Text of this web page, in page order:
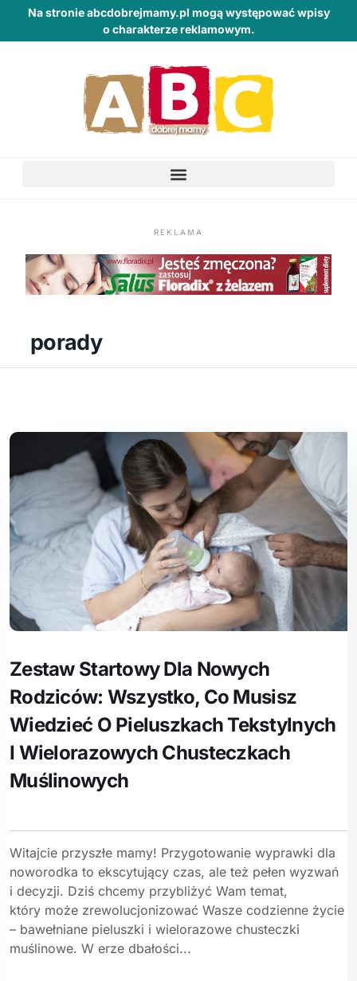
Na stronie abcdobrejmamy.pl mogą występować wpisy
o charakterze reklamowym.
REKLAMA
porady
Zestaw Startowy Dla Nowych
Rodziców: Wszystko, Co Musisz
Wiedzieć O Pieluszkach Tekstylnych
I Wielorazowych Chusteczkach
Muślinowych
Witajcie przyszłe mamy! Przygotowanie wyprawki dla
noworodka to ekscytujący czas, ale też pełen wyzwań
i decyzji. Dziś chcemy przybliżyć Wam temat,
który może zrewolucjonizować Wasze codzienne życie
– bawełniane pieluszki i wielorazowe chusteczki
muślinowe. W erze dbałości...